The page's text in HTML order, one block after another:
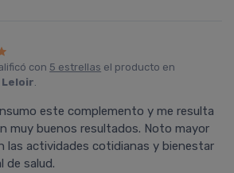
con 5 estrellas el producto en
Leloir.
este complemento y me resulta
muy buenos resultados. Noto mayor
las actividades cotidianas y bienestar
de salud.